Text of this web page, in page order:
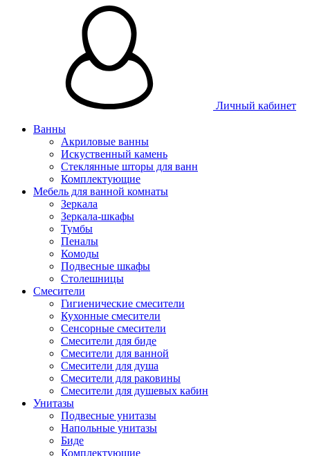
Личный кабинет
Ванны
Акриловые ванны
Искуственный камень
Стеклянные шторы для ванн
Комплектующие
Мебель для ванной комнаты
Зеркала
Зеркала-шкафы
Тумбы
Пеналы
Комоды
Подвесные шкафы
Столешницы
Смесители
Гигиенические смесители
Кухонные смесители
Сенсорные смесители
Смесители для биде
Смесители для ванной
Смесители для душа
Смесители для раковины
Смесители для душевых кабин
Унитазы
Подвесные унитазы
Напольные унитазы
Биде
Комплектующие